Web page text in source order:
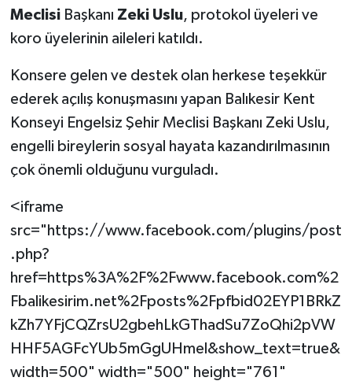
Meclisi Başkanı Zeki Uslu, protokol üyeleri ve
koro üyelerinin aileleri katıldı.
Konsere gelen ve destek olan herkese teşekkür
ederek açılış konuşmasını yapan Balıkesir Kent
Konseyi Engelsiz Şehir Meclisi Başkanı Zeki Uslu,
engelli bireylerin sosyal hayata kazandırılmasının
çok önemli olduğunu vurguladı.
<iframe
src="https://www.facebook.com/plugins/post
.php?
href=https%3A%2F%2Fwww.facebook.com%2
Fbalikesirim.net%2Fposts%2Fpfbid02EYP1BRkZ
kZh7YFjCQZrsU2gbehLkGThadSu7ZoQhi2pVW
HHF5AGFcYUb5mGgUHmel&show_text=true&
width=500" width="500" height="761"